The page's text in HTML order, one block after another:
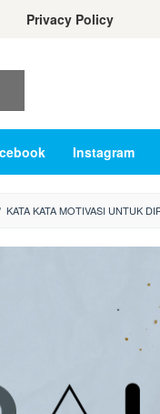
Privacy Policy
Instagram
KATA KATA MOTIVASI UNTUK